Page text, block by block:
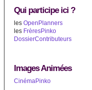
Qui participe ici ?
les OpenPlanners
les FrèresPinko
DossierContributeurs
Images Animées
CinémaPinko